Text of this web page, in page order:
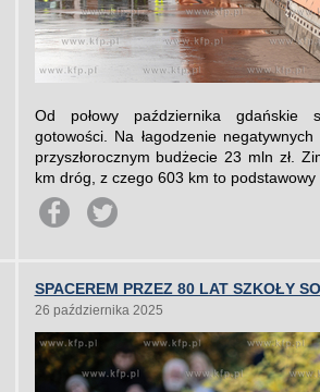
Od połowy października gdańskie
gotowości. Na łagodzenie
przyszłorocznym budżecie 23 mln zł.
km dróg, z czego 603 km to podstawowy
SPACEREM PRZEZ 80 LAT SZKOŁY
26 października 2025